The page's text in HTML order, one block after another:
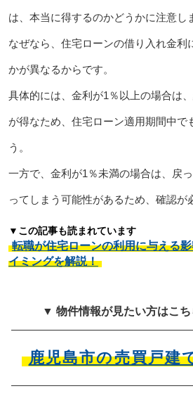
は、本当に得するのかどうかに注意し
なぜなら、住宅ローンの借り入れ金利
かが異なるからです。
具体的には、金利が1％以上の場合は
が得なため、住宅ローン適用期間中で
う。
一方で、金利が1％未満の場合は、戻
ってしまう可能性があるため、確認が
▼この記事も読まれています
転職が住宅ローンの利用に与える
イミングを解説！
▼ 物件情報が見たい方はこ
鹿児島市の売買戸建